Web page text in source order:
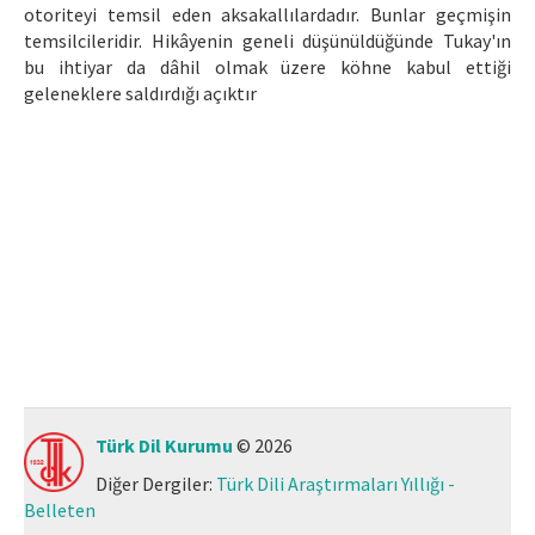
Makale Gönder
ISSN: 1301-0077 · e-ISSN: 2651-5091
otoriteyi temsil eden aksakallılardadır. Bunlar geçmişin
temsilcileridir. Hikâyenin geneli düşünüldüğünde Tukay'ın
bu ihtiyar da dâhil olmak üzere köhne kabul ettiği
geleneklere saldırdığı açıktır
Türk Dil Kurumu © 2026
Diğer Dergiler: Türk Dili Araştırmaları Yıllığı -
Belleten